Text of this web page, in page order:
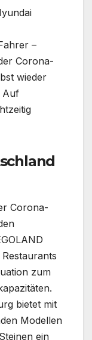
–
Corona-
wieder
Auf
Corona-
zum
bietet mit
Modellen
ein